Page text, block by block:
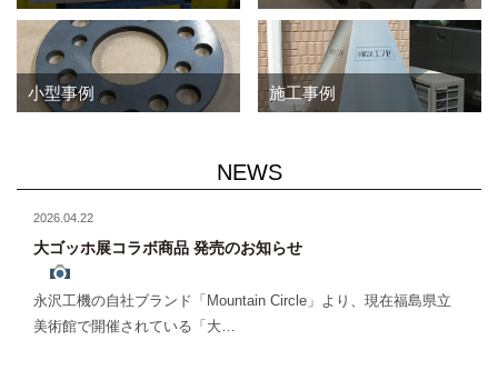
小型事例 施工事例
NEWS
2026.04.22
大ゴッホ展コラボ商品 発売のお知らせ
永沢工機の自社ブランド「Mountain Circle」より、現在福島県立
美術館で開催されている「大…